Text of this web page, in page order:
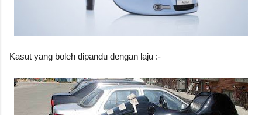
Kasut yang boleh dipandu dengan laju :-